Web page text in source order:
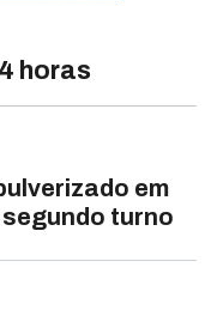
horas
em
turno